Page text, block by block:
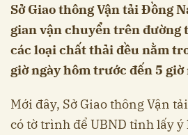
Sở Giao thông Vận tải Đồng
gian vận chuyển trên đường
các loại chất thải đều nằm
giờ ngày hôm trước đến 5 giờ
Mới đây, Sở Giao thông Vận
có tờ trình để UBND tỉnh lấy